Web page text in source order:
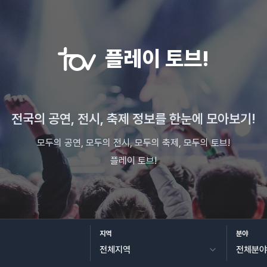
플레이 토브!
전국의 공연, 전시, 축제 정보를 한눈에 모아보기!
모두의 공연, 모두의 전시, 모두의 축제, 모두의 토브!
플레이 토브!
지역 분야